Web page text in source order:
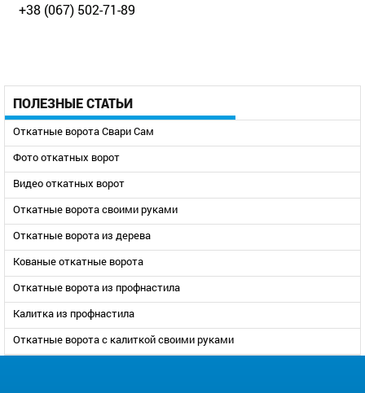
ПОЛЕЗНЫЕ СТАТЬИ
Откатные ворота Свари Сам
Фото откатных ворот
Видео откатных ворот
Откатные ворота своими руками
Откатные ворота из дерева
Кованые откатные ворота
Откатные ворота из профнастила
Калитка из профнастила
Откатные ворота с калиткой своими руками
+38 (067) 502-71-89